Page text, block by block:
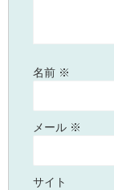
名前 ※
メール ※
サイト